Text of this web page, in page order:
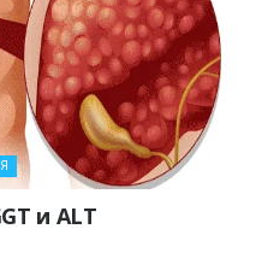
и ALT